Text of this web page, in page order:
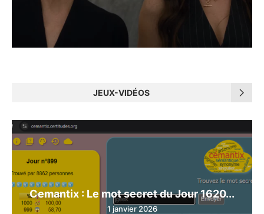
JEUX-VIDÉOS
Cemantix : Le mot secret du Jour 1620...
1 janvier 2026